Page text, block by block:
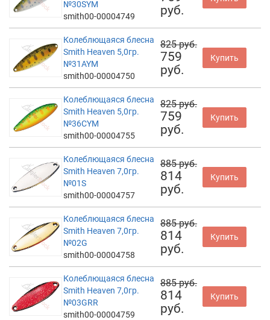
№30SYM
smith00-00004749
руб.
Колеблющаяся блесна
Smith Heaven 5,0гр.
№31AYM
smith00-00004750
825 руб.
759
руб.
Купить
Колеблющаяся блесна
Smith Heaven 5,0гр.
№36CYM
smith00-00004755
825 руб.
759
руб.
Купить
Колеблющаяся блесна
Smith Heaven 7,0гр.
№01S
smith00-00004757
885 руб.
814
руб.
Купить
Колеблющаяся блесна
Smith Heaven 7,0гр.
№02G
smith00-00004758
885 руб.
814
руб.
Купить
Колеблющаяся блесна
Smith Heaven 7,0гр.
№03GRR
smith00-00004759
885 руб.
814
руб.
Купить